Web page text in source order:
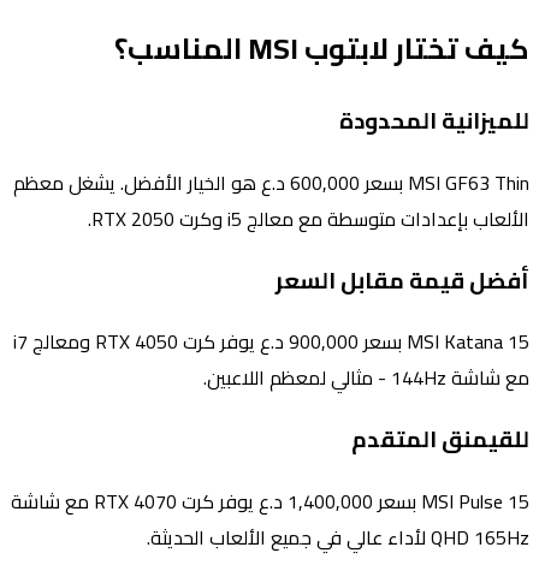
كيف تختار لابتوب MSI المناسب؟
للميزانية المحدودة
MSI GF63 Thin بسعر 600,000 د.ع هو الخيار الأفضل. يشغل معظم
الألعاب بإعدادات متوسطة مع معالج i5 وكرت RTX 2050.
أفضل قيمة مقابل السعر
MSI Katana 15 بسعر 900,000 د.ع يوفر كرت RTX 4050 ومعالج i7
مع شاشة 144Hz - مثالي لمعظم اللاعبين.
للقيمنق المتقدم
MSI Pulse 15 بسعر 1,400,000 د.ع يوفر كرت RTX 4070 مع شاشة
QHD 165Hz لأداء عالي في جميع الألعاب الحديثة.